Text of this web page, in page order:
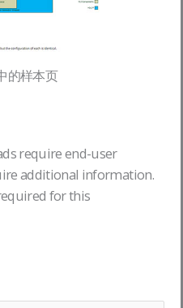
的样本页
require end-user
additional information.
for this